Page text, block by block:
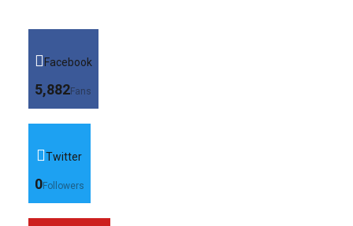
Facebook
5,882Fans
Twitter
0Followers